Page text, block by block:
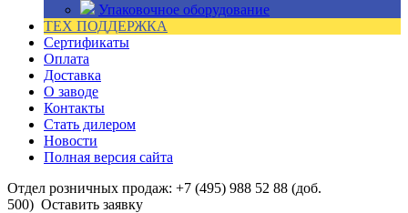
Упаковочное оборудование
ТЕХ ПОДДЕРЖКА
Сертификаты
Оплата
Доставка
О заводе
Контакты
Стать дилером
Новости
Полная версия сайта
Отдел розничных продаж: +7 (495) 988 52 88 (доб.
500) Оставить заявку